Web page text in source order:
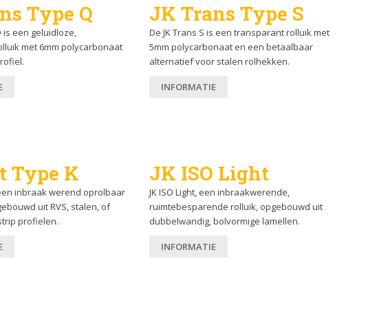
Type Q
is een geluidloze,
met 6mm polycarbonaat
JK Trans Type S
De JK Trans S is een transparant rolluik met
5mm polycarbonaat en een betaalbaar
alternatief voor stalen rolhekken.
INFORMATIE
Type K
inbraak werend oprolbaar
uit RVS, stalen, of
profielen.
JK ISO Light
JK ISO Light, een inbraakwerende,
ruimtebesparende rolluik, opgebouwd uit
dubbelwandig, bolvormige lamellen.
INFORMATIE